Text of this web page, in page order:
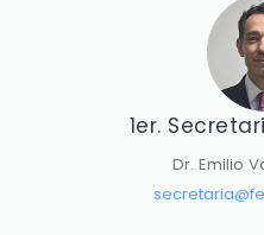
1er.
Dr. Emilio